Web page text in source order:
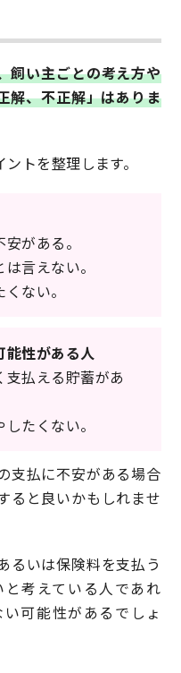
飼い主ごとの考え方や
解、不正解」はありま
トを整理します。
がある。
言えない。
ない。
能性がある人
支払える貯蓄があ
たくない。
支払に不安がある場合
ると良いかもしれませ
るいは保険料を支払う
考えている人であれ
可能性があるでしょ